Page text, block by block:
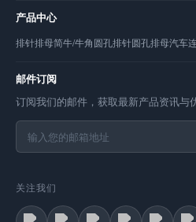
产品中心
排针排母简牛/牛角圆孔排针圆孔排母汽车
邮件订阅
订阅我们的邮件，获取最新产品资讯与
关注我们